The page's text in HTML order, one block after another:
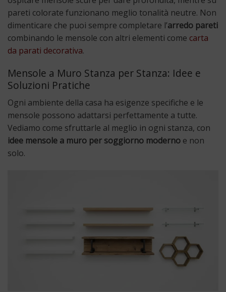
pareti colorate funzionano meglio tonalità neutre. Non
dimenticare che puoi sempre completare l’arredo pareti
combinando le mensole con altri elementi come carta
da parati decorativa.
Mensole a Muro Stanza per Stanza: Idee e
Soluzioni Pratiche
Ogni ambiente della casa ha esigenze specifiche e le
mensole possono adattarsi perfettamente a tutte.
Vediamo come sfruttarle al meglio in ogni stanza, con
idee mensole a muro per soggiorno moderno e non
solo.